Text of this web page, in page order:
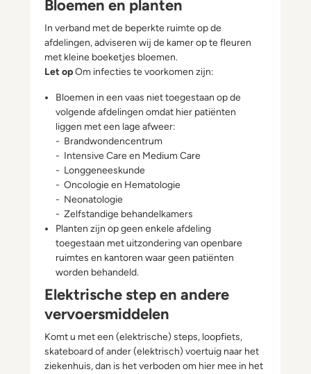
Bloemen en planten
In verband met de beperkte ruimte op de
afdelingen, adviseren wij de kamer op te fleuren
met kleine boeketjes bloemen.
Let opOm infecties te voorkomen zijn:
Bloemen in een vaas niet toegestaan op de
volgende afdelingen omdat hier patiënten
liggen met een lage afweer:
- Brandwondencentrum
- Intensive Care en Medium Care
- Longgeneeskunde
- Oncologie en Hematologie
- Neonatologie
- Zelfstandige behandelkamers
Planten zijn op geen enkele afdeling
toegestaan met uitzondering van openbare
ruimtes en kantoren waar geen patiënten
worden behandeld.
Elektrische step en andere
vervoersmiddelen
Komt u met een (elektrische) steps, loopfiets,
skateboard of ander (elektrisch) voertuig naar het
ziekenhuis, dan is het verboden om hier mee in het